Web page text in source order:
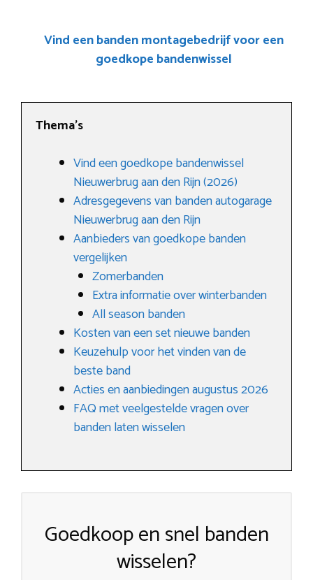
Vind een banden montagebedrijf voor een
goedkope bandenwissel
Thema’s
Vind een goedkope bandenwissel
Nieuwerbrug aan den Rijn (2026)
Adresgegevens van banden autogarage
Nieuwerbrug aan den Rijn
Aanbieders van goedkope banden
vergelijken
Zomerbanden
Extra informatie over winterbanden
All season banden
Kosten van een set nieuwe banden
Keuzehulp voor het vinden van de
beste band
Acties en aanbiedingen augustus 2026
FAQ met veelgestelde vragen over
banden laten wisselen
Goedkoop en snel banden
wisselen?